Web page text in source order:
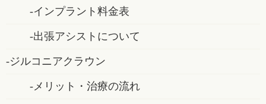
インプラント料金表
出張アシストについて
ジルコニアクラウン
メリット・治療の流れ